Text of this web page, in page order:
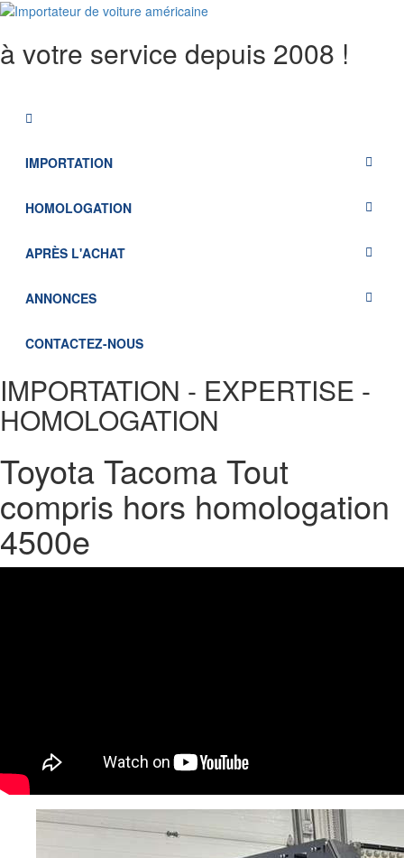
Aller
contenu
à votre service depuis 2008 !
IMPORTATION
HOMOLOGATION
APRÈS L'ACHAT
ANNONCES
CONTACTEZ-NOUS
IMPORTATION - EXPERTISE -
HOMOLOGATION
Toyota Tacoma Tout
compris hors homologation
4500e